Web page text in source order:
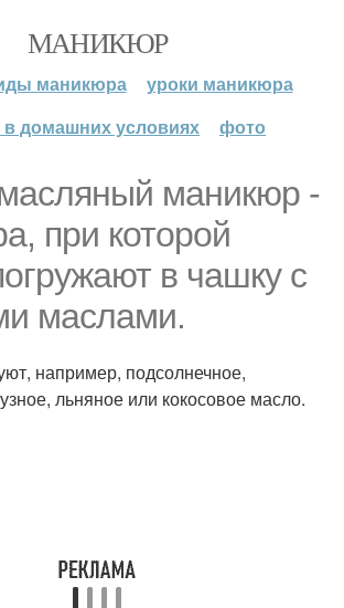
МАНИКЮР
маникюра
уроки маникюра
домашних условиях
фото
маникюр -
при которой
в чашку с
маслами.
например, подсолнечное,
льняное или кокосовое масло.